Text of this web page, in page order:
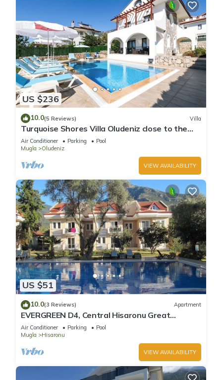
US $236
10.0(5 Reviews) Villa
Turquoise Shores Villa Oludeniz close to the
Beach | 4br Family-Friendly Villa
Air Conditioner Parking
Pool
Mugla
Oludeniz
VIEW AVAILABILITY
US $51
10.0(3 Reviews) Apartment
EVERGREEN D4, Central Hisaronu Great
Location! 3 bedroom, central yet quiet site
Air Conditioner Parking
Pool
Mugla
Hisaronu
VIEW AVAILABILITY